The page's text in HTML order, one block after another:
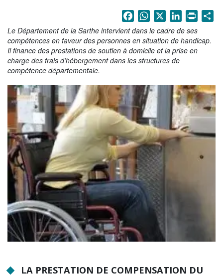
LE CONSEIL DÉPARTEMENTAL
Les 21 cantons de la Sarthe
Les conseillers départementaux
Les commissions
Les services
Tribunes politiques
L'Assemblée départementale
Histoire des Départements
Le budget 2026
Priorités et grands projets 2026
2021-2025 : 4 ans d'actions !
Plan de relance: le Département, acteur
Recrutement et emploi
FacebookWhatsApp
X LinkedIn
Print
Le Département de la Sarthe intervient dans le cadre de ses
compétences en faveur des personnes en situation de handicap.
Il finance des prestations de soutien à domicile et la prise en
charge des frais d’hébergement dans les structures de
compétence départementale.
LA PRESTATION DE COMPENSATION DU